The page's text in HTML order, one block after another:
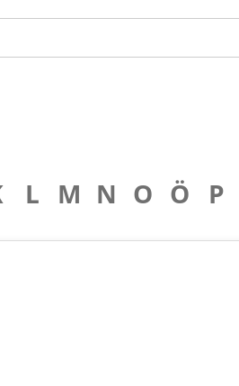
L M N O Ö P